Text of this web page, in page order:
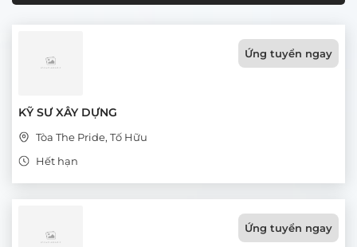
Ứng tuyển ngay
KỸ SƯ XÂY DỰNG
Tòa The Pride, Tố Hữu
Hết hạn
Ứng tuyển ngay